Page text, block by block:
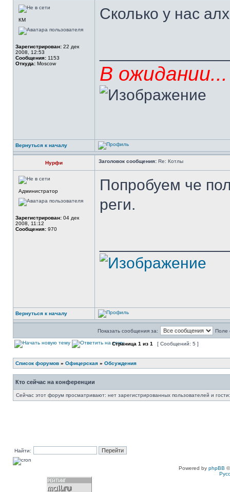
КМ
Зарегистрирован: 22 дек
2008, 12:53
Сообщения: 1153
Откуда: Moscow
Сколько у нас
В ожидании...
Вернуться к началу
Нурфи Заголовок сообщения: Re: Котлы
Администратор
Зарегистрирован: 04 дек
2008, 11:12
Сообщения: 970
Попробуем че
реги.
Вернуться к началу
Показать сообщения за: Поле
Страница 1 из 1 [ Сообщений: 5 ]
Список форумов » Офицерская » Обсуждения
Кто сейчас на конференции
Сейчас этот форум просматривают: нет зарегистрированных пользователей и
Найти:
Powered by phpBB